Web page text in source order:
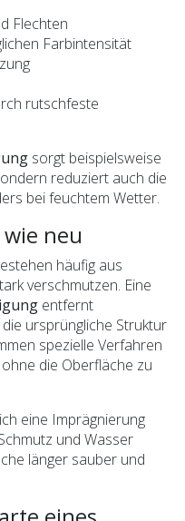
Flechten
Farbintensität
rutschfeste
sorgt beispielsweise
reduziert auch die
bei feuchtem Wetter.
neu
häufig aus
verschmutzen. Eine
entfernt
ursprüngliche Struktur
spezielle Verfahren
die Oberfläche zu
eine Imprägnierung
und Wasser
länger sauber und